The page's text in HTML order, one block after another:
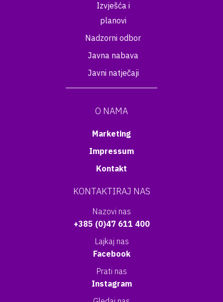
Izvješća i
planovi
Nadzorni odbor
Javna nabava
Javni natječaji
O NAMA
Marketing
Impressum
Kontakt
KONTAKTIRAJ NAS
Nazovi nas
+385 (0)47 611 400
Lajkaj nas
Facebook
Prati nas
Instagram